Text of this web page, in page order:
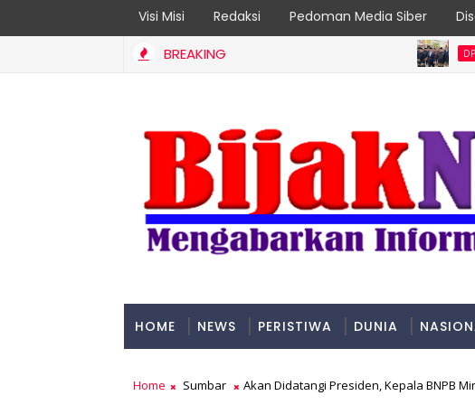
Visi Misi Redaksi Pedoman Media Siber
BREAKING DPRD SUMBAR
HOME NEWS PERISTIWA DUNIA
Home Sumbar Akan Didatangi Presiden, Kepala BNPB